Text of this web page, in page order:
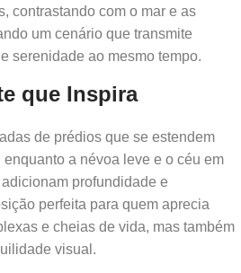
contrastando com o mar e as
um cenário que transmite
serenidade ao mesmo tempo.
que Inspira
de prédios que se estendem
a névoa leve e o céu em
profundidade e
perfeita para quem aprecia
e cheias de vida, mas também
visual.